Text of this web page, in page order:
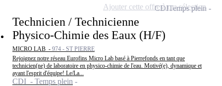
Technicien / Technicienne
Physico-Chimie des Eaux (H/F)
MICRO LAB - 974 - ST PIERRE
Rejoignez notre réseau Eurofins Micro Lab basé à Pierrefonds en tant que
technicien(ne) de laboratoire en physico-chimie de l'eau. Motivé(e), dynamique et
ayant l'esprit d'équipe! Le/La...
CDI - Temps plein
CDITemps plein
Ajouter cette offre à ma sélection